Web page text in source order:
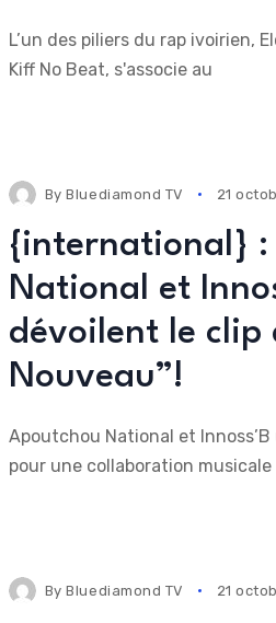
L’un des piliers du rap ivoirien,
Kiff No Beat, s'associe au
ByBluediamond TV 21
{international} :
National et
dévoilent le clip
Nouveau”!
Apoutchou National et
pour une collaboration musicale
ByBluediamond TV 21